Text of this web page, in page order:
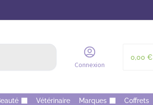
Connexion
0,00 €
Vétérinaire Marques Coffrets